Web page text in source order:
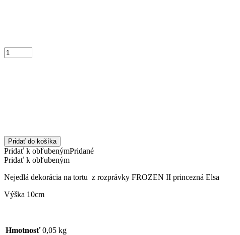
Pridať do košíka
Pridať k obľubenýmPridané
Pridať k obľubeným
Nejedlá dekorácia na tortu z rozprávky FROZEN II princezná Elsa
Výška 10cm
Hmotnosť 0,05 kg